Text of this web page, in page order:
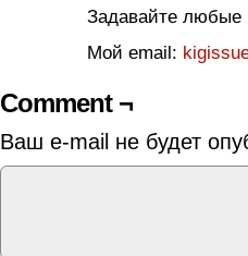
Задавайте любые
Мой email:
Comment ¬
Ваш e-mail не будет